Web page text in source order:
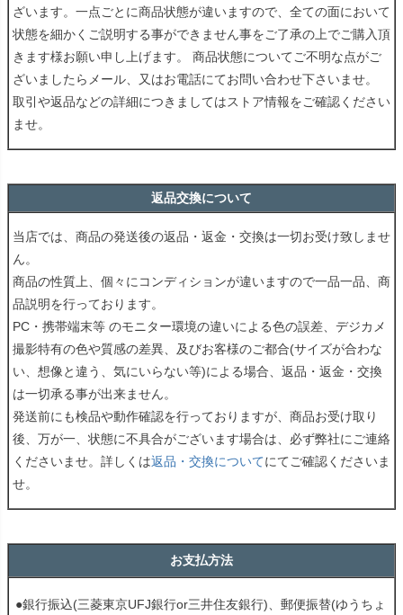
ざいます。一点ごとに商品状態が違いますので、全ての面において
状態を細かくご説明する事ができません事をご了承の上でご購入頂
きます様お願い申し上げます。 商品状態についてご不明な点がご
ざいましたらメール、又はお電話にてお問い合わせ下さいませ。
取引や返品などの詳細につきましてはストア情報をご確認ください
ませ。
返品交換について
当店では、商品の発送後の返品・返金・交換は一切お受け致しませ
ん。
商品の性質上、個々にコンディションが違いますので一品一品、商
品説明を行っております。
PC・携帯端末等 のモニター環境の違いによる色の誤差、デジカメ
撮影特有の色や質感の差異、及びお客様のご都合(サイズが合わな
い、想像と違う、気にいらない等)による場合、返品・返金・交換
は一切承る事が出来ません。
発送前にも検品や動作確認を行っておりますが、商品お受け取り
後、万が一、状態に不具合がございます場合は、必ず弊社にご連絡
くださいませ。詳しくは返品・交換についてにてご確認くださいま
せ。
お支払方法
●銀行振込(三菱東京UFJ銀行or三井住友銀行)、郵便振替(ゆうちょ